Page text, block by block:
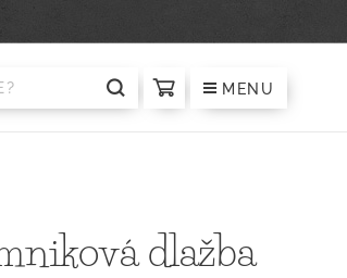
MENU
dlažba